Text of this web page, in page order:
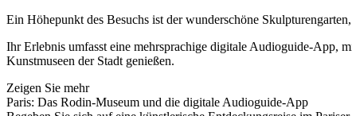
Ein Höhepunkt des Besuchs ist der wunderschöne
Ihr Erlebnis umfasst eine mehrsprachige digitale Audioguide-App,
Kunstmuseen der Stadt genießen.
Zeigen Sie mehr
Paris: Das Rodin-Museum und die digitale Audioguide-App